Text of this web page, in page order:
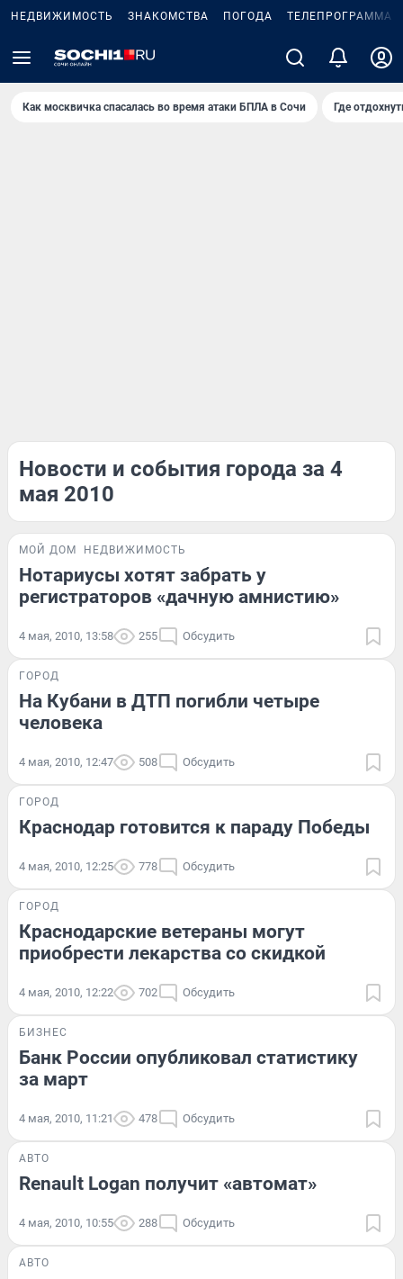
НЕДВИЖИМОСТЬ ЗНАКОМСТВА ПОГОДА ТЕЛЕПРОГРАММА
Как москвичка спасалась во время атаки БПЛА в Сочи Где
Новости и события города за 4
мая 2010
МОЙ ДОМ НЕДВИЖИМОСТЬ
Нотариусы хотят забрать у
регистраторов «дачную амнистию»
4 мая, 2010, 13:58 255 Обсудить
ГОРОД
На Кубани в ДТП погибли четыре
человека
4 мая, 2010, 12:47 508 Обсудить
ГОРОД
Краснодар готовится к параду Победы
4 мая, 2010, 12:25 778 Обсудить
ГОРОД
Краснодарские ветераны могут
приобрести лекарства со скидкой
4 мая, 2010, 12:22 702 Обсудить
БИЗНЕС
Банк России опубликовал статистику
за март
4 мая, 2010, 11:21 478 Обсудить
АВТО
Renault Logan получит «автомат»
4 мая, 2010, 10:55 288 Обсудить
АВТО